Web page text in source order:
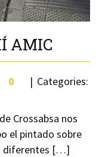
AMIC
0
Categories:
Crossabsa nos
el pintado sobre
diferentes […]